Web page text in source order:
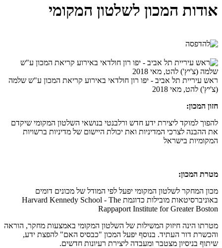
אודות המכון לשלטון המקומי
ראש עיריית תל אביב - יפו רון חולדאי באירוע קריאת המכון ע"ש שלמה
(צ'יץ') להט, מאי 2018
חזון המכון:
להפוך למוקד ליצירת ידע חדש ורלבנטי בנושאי השלטון המקומי שיקדם
את ההבנה לצרכי המדיניות ואת יכולת היישום של מדיניות ברשויות
המקומיות בישראל
מטרת המכון:
מכון המחקר לשלטון המקומי יפעל לפי המודל של מכונים דומים
באוניברסיטאות מובילות כדוגמת Harvard Kennedy School - The
Rappaport Institute for Greater Boston
מטרתו הינה חיזוק המשילות של השלטון המקומי באמצעות מחקר, הוראה
והכשרת דור העתיד. בנוסף יפעל המכון "כבסיס האם" להפצת ידע,
שיתוף בניסיון מצטבר ומעבדה ליצירת רעיונות חדשים.